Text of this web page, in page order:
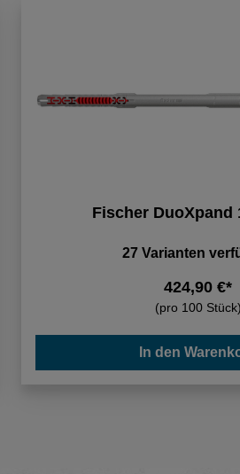
Fischer DuoXpand
27 Varianten
424,90 €*
(pro 100 Stück)
In den